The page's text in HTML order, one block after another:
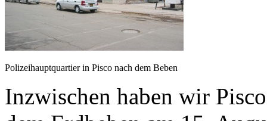
Polizeihauptquartier in Pisco nach dem Beben
Inzwischen haben wir